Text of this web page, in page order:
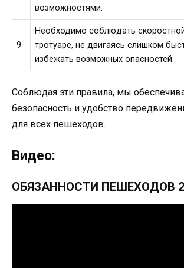
возможностями.
9
Необходимо соблюдать
тротуаре, не двигаясь слишком
избежать возможных опасностей.
Соблюдая эти правила, мы
безопасность и удобство
для всех пешеходов.
Видео:
ОБЯЗАННОСТИ ПЕШЕХОДОВ